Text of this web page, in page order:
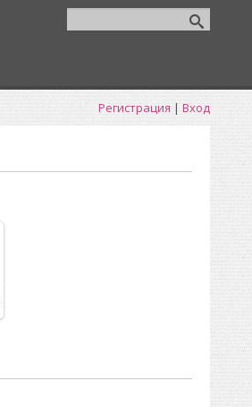
Регистрация | Вход